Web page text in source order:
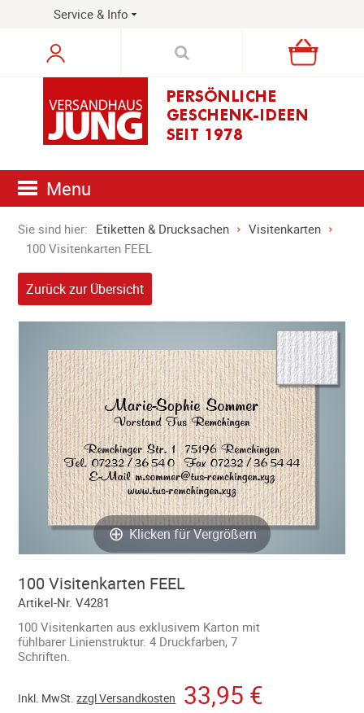
Service & Info
Warenkorb
Menu
Sie sind hier: Etiketten & Drucksachen
Visitenkarten
100 Visitenkarten FEEL
Zurück zur Übersicht
Klicken für Vergrößern
100 Visitenkarten FEEL
Artikel-Nr. V4281
100 Visitenkarten aus exklusivem Karton mit
fühlbarer Linienstruktur. 4 Druckfarben, 7
Schriften.
33,95 €
Inkl. MwSt.zzgl Versandkosten